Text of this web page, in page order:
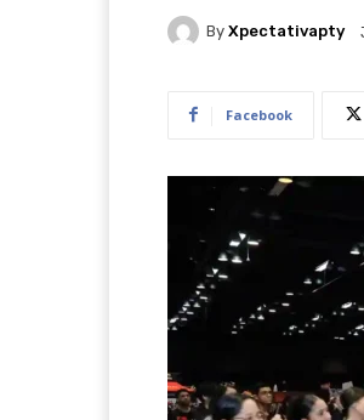
By Xpectativapty
Facebook